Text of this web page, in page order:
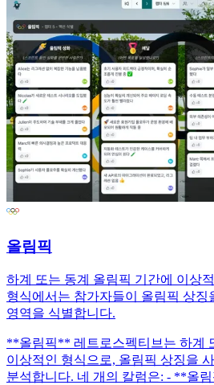
올림픽
하계 또는 동계 올림픽 기간에 이상
형식에서는 참가자들이 올림픽 상징
영역을 식별합니다.
**올림픽** 레트로스펙티브는 하계
이상적인 형식으로, 올림픽 상징을
분석합니다. 네 개의 칼럼은: - **올